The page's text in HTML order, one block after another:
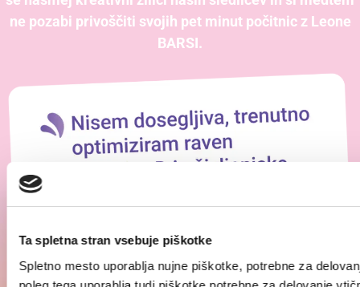
Ta spletna stran vsebuje piškotke
Spletno mesto uporablja nujne piškotke, potrebne za
ne pozabi privoščiti svojih pet minut počitnic z Leone
BARSI.